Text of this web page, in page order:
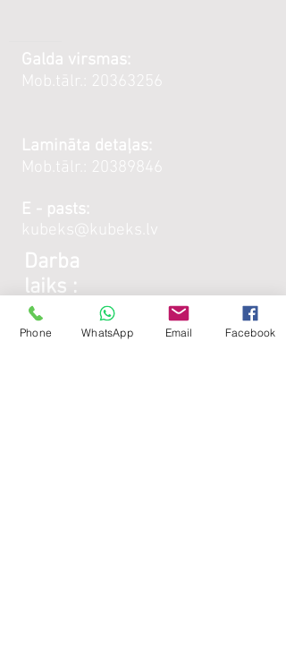
Galda virsmas:
Mob.tālr.: 20363256
Lamināta detaļas:
Mob.tālr.: 20389846
E - pasts:
kubeks@kubeks.lv
Darba
laiks :
Phone WhatsApp Email Facebook